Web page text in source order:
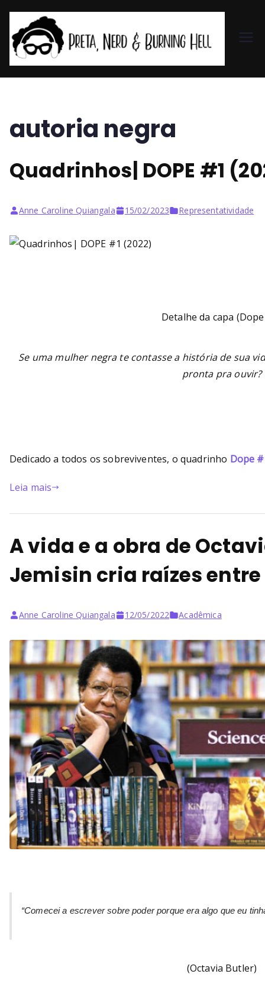
et
er
d
ng
He
autoria negra
Quadrinhos| DOPE #1
Anne Caroline Quiangala 15/02/2023 Representatividade
Detalhe da capa
Se uma mulher negra te contasse a história de sua
pronta pra ouvir?
Dedicado a todos os sobreviventes, o quadrinho Dope
Leia mais
A vida e a obra de
Jemisin cria raízes
Anne Caroline Quiangala 12/05/2022 Acadêmica
“Comecei a escrever sobre poder porque era algo que eu
(Octavia Butler)